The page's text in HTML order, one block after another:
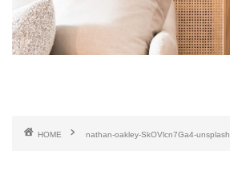
HOME nathan-oakley-SkOVlcn7Ga4-unsplash